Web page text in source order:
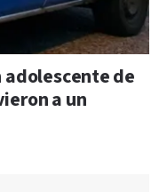
adolescente de
a un